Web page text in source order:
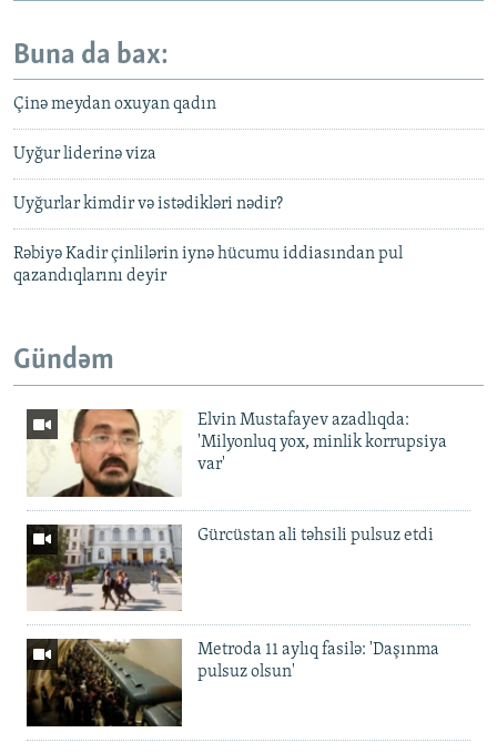
Buna da bax:
Çinə meydan oxuyan qadın
Uyğur liderinə viza
Uyğurlar kimdir və istədikləri nədir?
Rəbiyə Kadir çinlilərin iynə hücumu iddiasından pul
qazandıqlarını deyir
Gündəm
Elvin Mustafayev azadlıqda:
'Milyonluq yox, minlik korrupsiya
var'
Gürcüstan ali təhsili pulsuz etdi
Metroda 11 aylıq fasilə: 'Daşınma
pulsuz olsun'